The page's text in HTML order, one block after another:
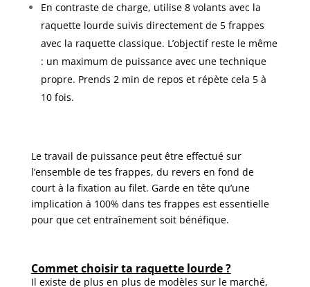
En contraste de charge, utilise 8 volants avec la
raquette lourde suivis directement de 5 frappes
avec la raquette classique. L’objectif reste le même
: un maximum de puissance avec une technique
propre. Prends 2 min de repos et répète cela 5 à
10 fois.
Le travail de puissance peut être effectué sur
l’ensemble de tes frappes, du revers en fond de
court à la fixation au filet. Garde en tête qu’une
implication à 100% dans tes frappes est essentielle
pour que cet entraînement soit bénéfique.
Commet choisir ta raquette lourde ?
Il existe de plus en plus de modèles sur le marché,